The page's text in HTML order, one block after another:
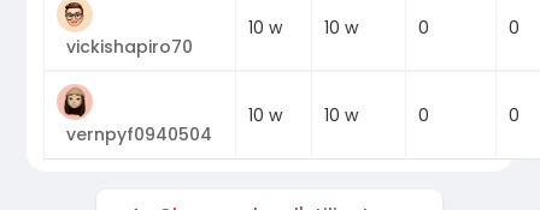
vickishapiro70
10 w 10 w 0 0
vernpyf0940504
10 w 10 w 0 0